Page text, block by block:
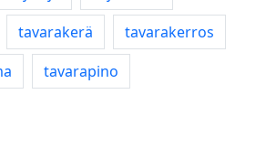
tavarakerä
tavarakerros
tavarapino